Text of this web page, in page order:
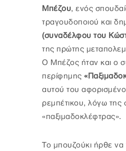
Μπέζου, ενός
τραγουδοποιού και
(συναδέλφου του
της πρώτης
Ο Μπέζος ήταν και ο
περίφημης
αυτού του
ρεμπέτικου, λόγω της
«παξιμαδοκλέφτρας».
Το μπουζούκι ήρθε να